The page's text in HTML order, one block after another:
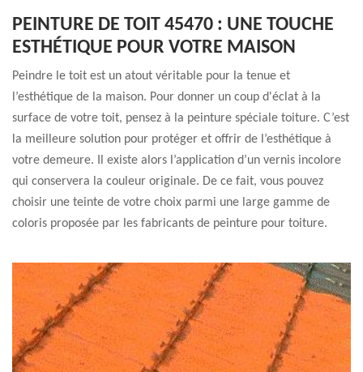
PEINTURE DE TOIT 45470 : UNE TOUCHE
ESTHÉTIQUE POUR VOTRE MAISON
Peindre le toit est un atout véritable pour la tenue et
l’esthétique de la maison. Pour donner un coup d'éclat à la
surface de votre toit, pensez à la peinture spéciale toiture. C’est
la meilleure solution pour protéger et offrir de l’esthétique à
votre demeure. Il existe alors l’application d’un vernis incolore
qui conservera la couleur originale. De ce fait, vous pouvez
choisir une teinte de votre choix parmi une large gamme de
coloris proposée par les fabricants de peinture pour toiture.